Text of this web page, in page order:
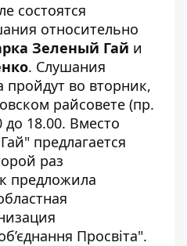
состоятся
относительно
Зеленый Гай и
. Слушания
пройдут во вторник,
райсовете (пр.
18.00. Вместо
предлагается
раз
предложила
Просвіта".